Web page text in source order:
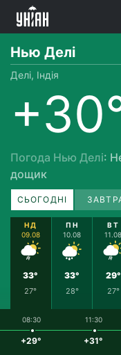
Нью Делі
Делі, Індія
Погода Нью Делі:
дощик
СЬОГОДНІ
НД
09.08
33°
27°
ПН
10.08
33°
28°
ВТ
11.08
29°
27°
08:30
+29°
11:30
+31°